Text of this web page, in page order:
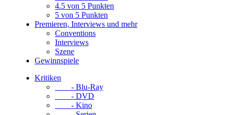
4.5 von 5 Punkten
5 von 5 Punkten
Premieren, Interviews und mehr
Conventions
Interviews
Szene
Gewinnspiele
Kritiken
- Blu-Ray
- DVD
- Kino